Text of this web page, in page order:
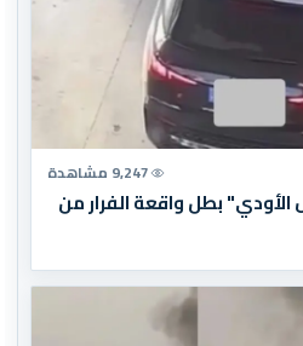
9,247 مشاهدة
الأودي" بطل واقعة الفرار من